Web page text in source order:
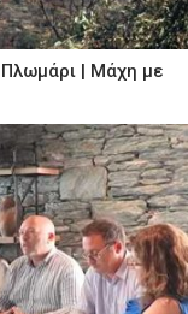
Πλωμάρι | Μάχη με